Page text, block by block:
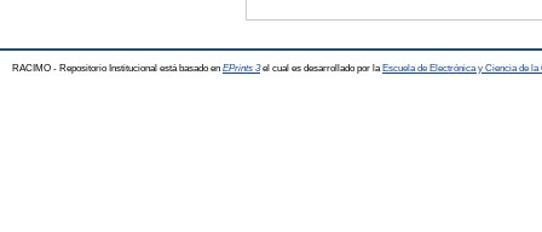
RACIMO - Repositorio Institucional está basado en EPrints 3el cual es desarrollado por la Escuela de Electrónica y Ciencia de la